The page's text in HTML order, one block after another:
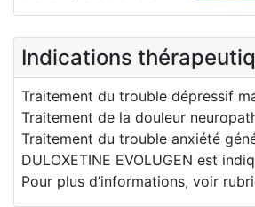
Indications
Traitement du trouble dépressif
Traitement de la douleur
Traitement du trouble anxiété
DULOXETINE EVOLUGEN est
Pour plus d’informations, voir